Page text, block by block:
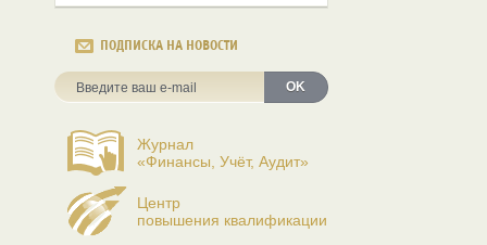
ПОДПИСКА НА НОВОСТИ
OK
Журнал
«Финансы, Учёт, Аудит»
Центр
повышения квалификации